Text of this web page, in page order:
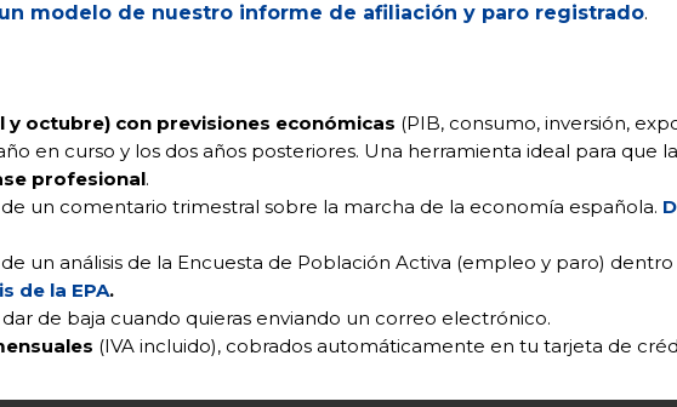
modelo de nuestro informe de afiliación y paro registrado.
octubre) con previsiones económicas (PIB, consumo, inversión,
en curso y los dos años posteriores. Una herramienta ideal para que
profesional.
un comentario trimestral sobre la marcha de la economía española.
un análisis de la Encuesta de Población Activa (empleo y paro) dentro
de la EPA.
de baja cuando quieras enviando un correo electrónico.
(IVA incluido), cobrados automáticamente en tu tarjeta de